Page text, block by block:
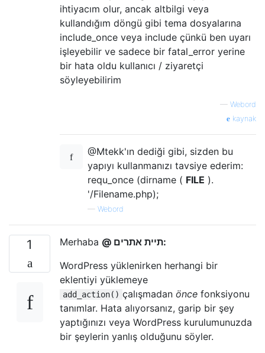
ihtiyacım olur, ancak altbilgi veya
kullandığım döngü gibi tema dosyalarına
include_once veya include çünkü ben uyarı
işleyebilir ve sadece bir fatal_error yerine
bir hata oldu kullanıcı / ziyaretçi
söyleyebilirim
— Webord
kaynak
@Mtekk'ın dediği gibi, sizden bu
yapıyı kullanmanızı tavsiye ederim:
requ_once (dirname ( FILE ).
'/Filename.php);
— Webord
1 Merhaba
@ תיית אתרים:
WordPress yüklenirken herhangi bir
eklentiyi yüklemeye
add_action() çalışmadan önce fonksiyonu
tanımlar. Hata alıyorsanız, garip bir şey
yaptığınızı veya WordPress kurulumunuzda
bir şeylerin yanlış olduğunu söyler.